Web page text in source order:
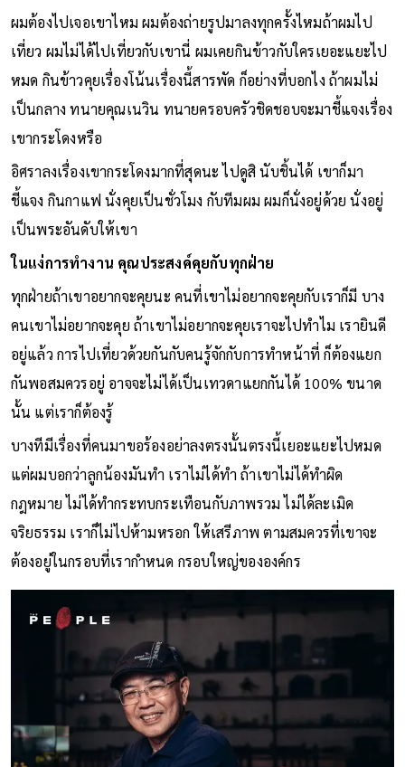
ผมต้องไปเจอเขาไหม ผมต้องถ่ายรูปมาลงทุกครั้งไหมถ้าผมไป
เที่ยว ผมไม่ได้ไปเที่ยวกับเขานี่ ผมเคยกินข้าวกับใครเยอะแยะไป
หมด กินข้าวคุยเรื่องโน้นเรื่องนี้สารพัด ก็อย่างที่บอกไง ถ้าผมไม่
เป็นกลาง ทนายคุณเนวิน ทนายครอบครัวชิดชอบจะมาชี้แจงเรื่อง
เขากระโดงหรือ
อิศราลงเรื่องเขากระโดงมากที่สุดนะ ไปดูสิ นับชิ้นได้ เขาก็มา
ชี้แจง กินกาแฟ นั่งคุยเป็นชั่วโมง กับทีมผม ผมก็นั่งอยู่ด้วย นั่งอยู่
เป็นพระอันดับให้เขา
ในแง่การทำงาน คุณประสงค์คุยกับทุกฝ่าย
ทุกฝ่ายถ้าเขาอยากจะคุยนะ คนที่เขาไม่อยากจะคุยกับเราก็มี บาง
คนเขาไม่อยากจะคุย ถ้าเขาไม่อยากจะคุยเราจะไปทำไม เรายินดี
อยู่แล้ว การไปเที่ยวด้วยกันกับคนรู้จักกับการทำหน้าที่ ก็ต้องแยก
กันพอสมควรอยู่ อาจจะไม่ได้เป็นเทวดาแยกกันได้ 100% ขนาด
นั้น แต่เราก็ต้องรู้
บางทีมีเรื่องที่คนมาขอร้องอย่าลงตรงนั้นตรงนี้เยอะแยะไปหมด
แต่ผมบอกว่าลูกน้องมันทำ เราไม่ได้ทำ ถ้าเขาไม่ได้ทำผิด
กฎหมาย ไม่ได้ทำกระทบกระเทือนกับภาพรวม ไม่ได้ละเมิด
จริยธรรม เราก็ไม่ไปห้ามหรอก ให้เสรีภาพ ตามสมควรที่เขาจะ
ต้องอยู่ในกรอบที่เรากำหนด กรอบใหญ่ขององค์กร